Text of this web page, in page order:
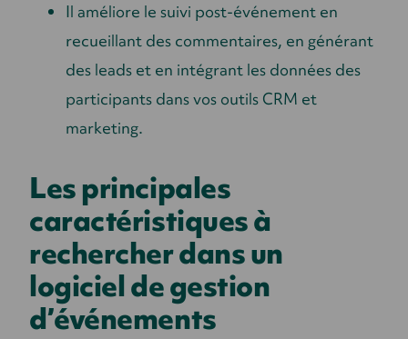
Il améliore le suivi post-événement en
recueillant des commentaires, en générant
des leads et en intégrant les données des
participants dans vos outils CRM et
marketing.
Les principales
caractéristiques à
rechercher dans un
logiciel de gestion
d’événements